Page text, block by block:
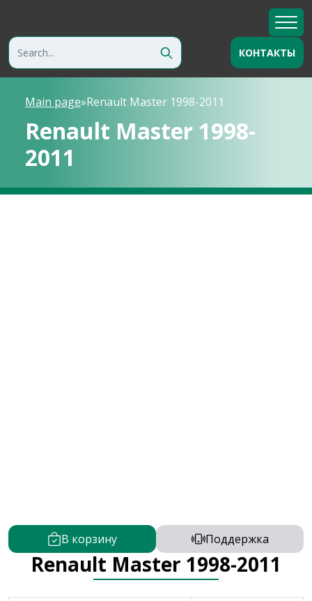
КОНТАКТЫ
Main page»Renault Master 1998-2011
Renault Master 1998-
2011
В корзину Поддержка
Renault Master 1998-2011